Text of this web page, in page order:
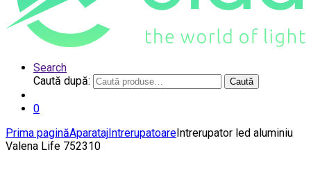
Search
Caută după:
Caută
0
Prima paginăAparatajIntrerupatoareIntrerupator led aluminiu
Valena Life 752310